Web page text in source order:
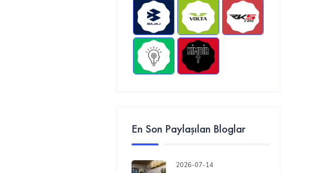
En Son Paylaşılan Bloglar
2026-07-14